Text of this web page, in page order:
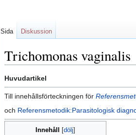
Trichomonas vaginalis
Hoppa
till
navigering
Hoppa
till
sök
Huvudartikel
Till innehållsförteckningen för
och Referensmetodik:Parasitologisk
Innehåll
Sida Diskussion